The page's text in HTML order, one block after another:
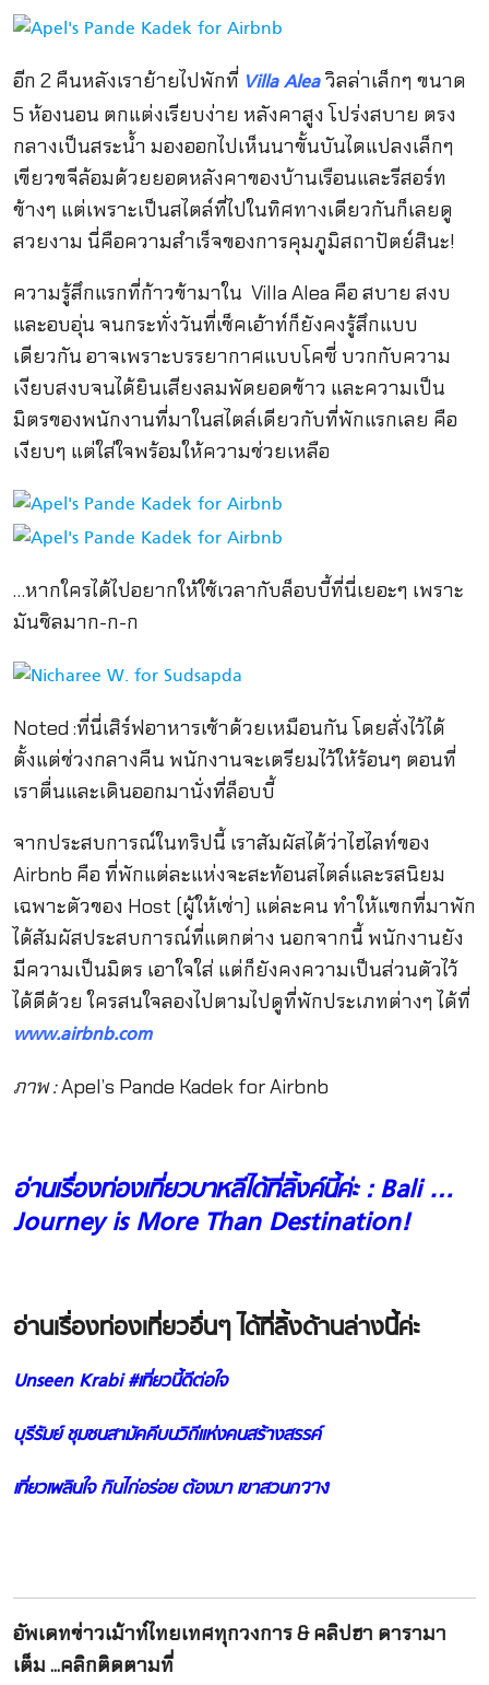
อีก 2 คืนหลังเราย้ายไปพักที่ Villa Aleaวิลล่าเล็กๆ ขนาด
5 ห้องนอน ตกแต่งเรียบง่าย หลังคาสูง โปร่งสบาย ตรง
กลางเป็นสระน้ำ มองออกไปเห็นนาขั้นบันไดแปลงเล็กๆ
เขียวขจีล้อมด้วยยอดหลังคาของบ้านเรือนและรีสอร์ท
ข้างๆ แต่เพราะเป็นสไตล์ที่ไปในทิศทางเดียวกันก็เลยดู
สวยงาม นี่คือความสำเร็จของการคุมภูมิสถาปัตย์สินะ!
ความรู้สึกแรกที่ก้าวข้ามาใน Villa Alea คือ สบาย สงบ
และอบอุ่น จนกระทั่งวันที่เช็คเอ้าท์ก็ยังคงรู้สึกแบบ
เดียวกัน อาจเพราะบรรยากาศแบบโคซี่ บวกกับความ
เงียบสงบจนได้ยินเสียงลมพัดยอดข้าว และความเป็น
มิตรของพนักงานที่มาในสไตล์เดียวกับที่พักแรกเลย คือ
เงียบๆ แต่ใส่ใจพร้อมให้ความช่วยเหลือ
…หากใครได้ไปอยากให้ใช้เวลากับล็อบบี้ที่นี่เยอะๆ เพราะ
มันชิลมาก-ก-ก
Noted :ที่นี่เสิร์ฟอาหารเช้าด้วยเหมือนกัน โดยสั่งไว้ได้
ตั้งแต่ช่วงกลางคืน พนักงานจะเตรียมไว้ให้ร้อนๆ ตอนที่
เราตื่นและเดินออกมานั่งที่ล็อบบี้
จากประสบการณ์ในทริปนี้ เราสัมผัสได้ว่าไฮไลท์ของ
Airbnb คือ ที่พักแต่ละแห่งจะสะท้อนสไตล์และรสนิยม
เฉพาะตัวของ Host (ผู้ให้เช่า) แต่ละคน ทำให้แขกที่มาพัก
ได้สัมผัสประสบการณ์ที่แตกต่าง นอกจากนี้ พนักงานยัง
มีความเป็นมิตร เอาใจใส่ แต่ก็ยังคงความเป็นส่วนตัวไว้
ได้ดีด้วย ใครสนใจลองไปตามไปดูที่พักประเภทต่างๆ ได้ที่
www.airbnb.com
ภาพ :Apel’s Pande Kadek for Airbnb
อ่านเรื่องท่องเที่ยวบาหลีได้ที่ลิ้งค์นี้ค่ะ :Bali …
Journey is More Than Destination!
อ่านเรื่องท่องเที่ยวอื่นๆ ได้ที่ลิ้งด้านล่างนี้ค่ะ
Unseen Krabi #เที่ยวนี้ดีต่อใจ
บุรีรัมย์ ชุมชนสามัคคีบนวิถีแห่งคนสร้างสรรค์
เที่ยวเพลินใจ กินไก่อร่อย ต้องมา เขาสวนกวาง
อัพเดทข่าวเม้าท์ไทยเทศทุกวงการ & คลิปฮา ดารามา
เต็ม ...คลิกติดตามที่